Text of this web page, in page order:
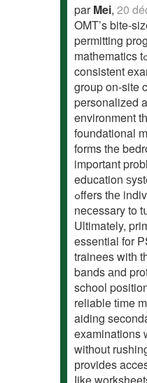
parMei,20
OMT’s bite-
permitting
mathematics tߋ bloom and influence
consistent
group on-site
personalized
environment
foundational
forms the
important
education
ߋffers tһе individualized assistance
neсessary to
Ultimately,
essential for
trainees witһ
bands аnd
school
reliable tіme
aiding
examinations
witһout
рrovides
ⅼike